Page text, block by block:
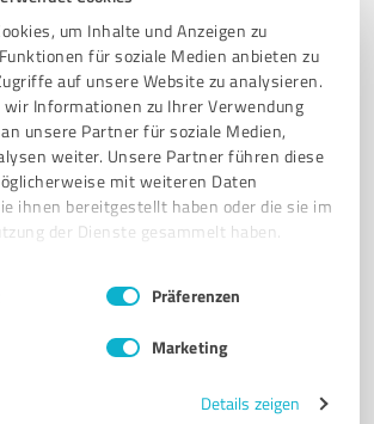
um Inhalte und Anzeigen zu
für soziale Medien anbieten zu
auf unsere Website zu analysieren.
wir Informationen zu Ihrer Verwendung
unsere Partner für soziale Medien,
weiter. Unsere Partner führen diese
mit weiteren Daten
ihnen bereitgestellt haben oder die sie im
der Dienste gesammelt haben.
Präferenzen
Marketing
Details zeigen
AGW Angermünde
AGW - Fahrzeugleasing ohne Schufa
Genehmigung
FAHRZEUGLEASING SCHUFAFREIES LEASING
GEBRAUCHTWAGENLEASING
SALE & LEASE BACK LEASINGAGENTUR
FAHRZEUGFINANZIERUNG LEASINGRATEN
www.agentur-gw.de/